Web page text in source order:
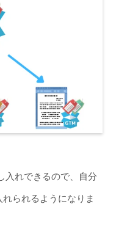
入れできるので、自分
られるようになりま